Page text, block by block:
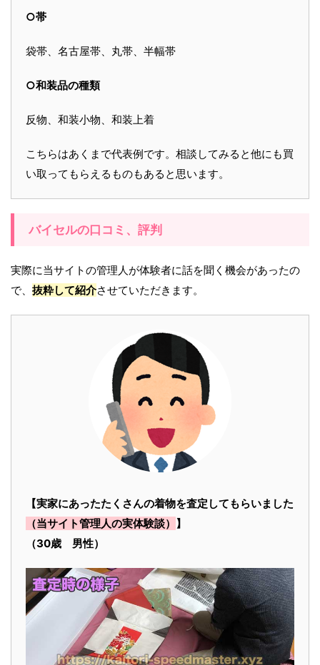
○帯
袋帯、名古屋帯、丸帯、半幅帯
○和装品の種類
反物、和装小物、和装上着
こちらはあくまで代表例です。相談してみると他にも買
い取ってもらえるものもあると思います。
バイセルの口コミ、評判
実際に当サイトの管理人が体験者に話を聞く機会があったの
で、 抜粋して紹介させていただきます。
【実家にあったたくさんの着物を査定してもらいました
（当サイト管理人の実体験談） 】
（30歳 男性）